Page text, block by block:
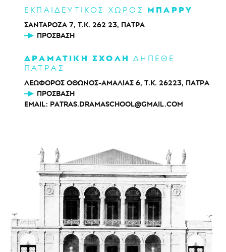
ΕΚΠΑΙΔΕΥΤΙΚΟΣ ΧΩΡΟΣ ΜΠΑΡΡΥ
ΣΑΝΤΑΡΟΖΑ 7, Τ.Κ. 262 23, ΠΑΤΡΑ
ΠΡΌΣΒΑΣΗ
ΔΡΑΜΑΤΙΚΗ ΣΧΟΛΗ ΔΗΠΕΘΕ
ΠΑΤΡΑΣ
ΛΕΩΦΟΡΟΣ ΟΘΩΝΟΣ-ΑΜΑΛΙΑΣ 6, Τ.Κ. 26223, ΠΑΤΡΑ
ΠΡΌΣΒΑΣΗ
EMAIL: PATRAS.DRAMASCHOOL@GMAIL.COM